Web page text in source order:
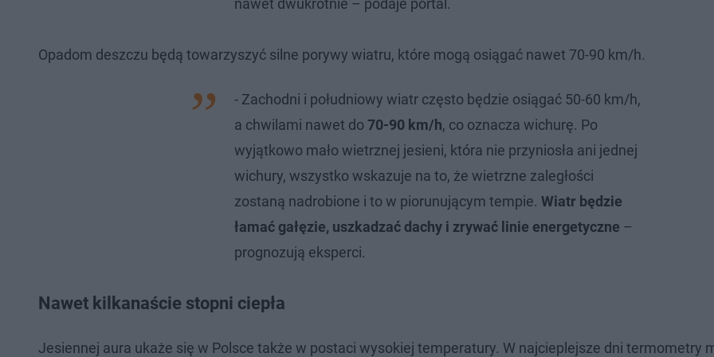
nawet dwukrotnie – podaje portal.
Opadom deszczu będą towarzyszyć silne porywy wiatru, które mogą osiągać nawet 70-90 km/h.
- Zachodni i południowy wiatr często będzie osiągać 50-60 km/h,
a chwilami nawet do 70-90 km/h, co oznacza wichurę. Po
wyjątkowo mało wietrznej jesieni, która nie przyniosła ani jednej
wichury, wszystko wskazuje na to, że wietrzne zaległości
zostaną nadrobione i to w piorunującym tempie. Wiatr będzie
łamać gałęzie, uszkadzać dachy i zrywać linie energetyczne –
prognozują eksperci.
Nawet kilkanaście stopni ciepła
Jesiennej aura ukaże się w Polsce także w postaci wysokiej temperatury. W najcieplejsze dni termometry